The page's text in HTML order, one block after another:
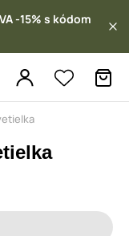
-15% s kódom